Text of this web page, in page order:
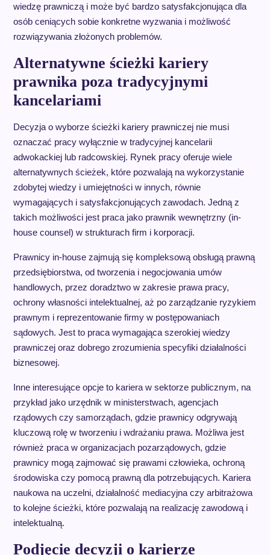
wiedzę prawniczą i może być bardzo satysfakcjonująca dla
osób ceniących sobie konkretne wyzwania i możliwość
rozwiązywania złożonych problemów.
Alternatywne ścieżki kariery
prawnika poza tradycyjnymi
kancelariami
Decyzja o wyborze ścieżki kariery prawniczej nie musi
oznaczać pracy wyłącznie w tradycyjnej kancelarii
adwokackiej lub radcowskiej. Rynek pracy oferuje wiele
alternatywnych ścieżek, które pozwalają na wykorzystanie
zdobytej wiedzy i umiejętności w innych, równie
wymagających i satysfakcjonujących zawodach. Jedną z
takich możliwości jest praca jako prawnik wewnętrzny (in-
house counsel) w strukturach firm i korporacji.
Prawnicy in-house zajmują się kompleksową obsługą prawną
przedsiębiorstwa, od tworzenia i negocjowania umów
handlowych, przez doradztwo w zakresie prawa pracy,
ochrony własności intelektualnej, aż po zarządzanie ryzykiem
prawnym i reprezentowanie firmy w postępowaniach
sądowych. Jest to praca wymagająca szerokiej wiedzy
prawniczej oraz dobrego zrozumienia specyfiki działalności
biznesowej.
Inne interesujące opcje to kariera w sektorze publicznym, na
przykład jako urzędnik w ministerstwach, agencjach
rządowych czy samorządach, gdzie prawnicy odgrywają
kluczową rolę w tworzeniu i wdrażaniu prawa. Możliwa jest
również praca w organizacjach pozarządowych, gdzie
prawnicy mogą zajmować się prawami człowieka, ochroną
środowiska czy pomocą prawną dla potrzebujących. Kariera
naukowa na uczelni, działalność mediacyjna czy arbitrażowa
to kolejne ścieżki, które pozwalają na realizację zawodową i
intelektualną.
Podjęcie decyzji o karierze